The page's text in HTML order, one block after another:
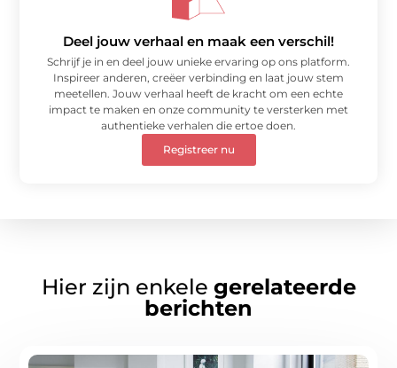
Deel jouw verhaal en maak een verschil!
Schrijf je in en deel jouw unieke ervaring op ons platform.
Inspireer anderen, creëer verbinding en laat jouw stem
meetellen. Jouw verhaal heeft de kracht om een echte
impact te maken en onze community te versterken met
authentieke verhalen die ertoe doen.
Registreer nu
Hier zijn enkele gerelateerde
berichten